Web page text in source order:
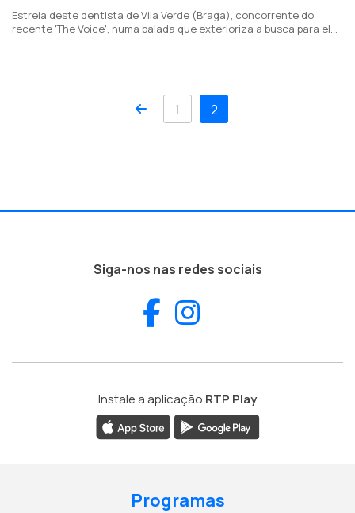
Estreia deste dentista de Vila Verde (Braga), concorrente do
recente 'The Voice', numa balada que exterioriza a busca para ele
Anterior
1 2
Siga-nos nas redes sociais
Facebook
Instale a aplicação RTP Play
Programas